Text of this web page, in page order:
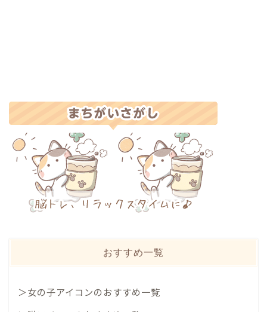
おすすめ一覧
＞女の子アイコンのおすすめ一覧